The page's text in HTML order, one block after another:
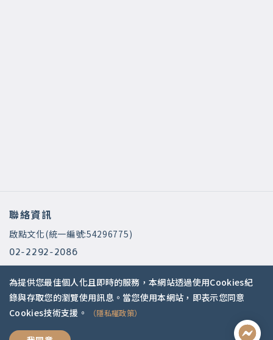
聯絡資訊
啟點文化(統一編號:54296775)
02-2292-2086
service@koob.com.tw
服務時間
週一至週五 10:00-18:00
國定假日公休
為提供您最佳個人化且即時的服務，本網站透過使用Cookies紀
錄與存取您的瀏覽使用訊息。當您使用本網站，即表示您同意
Cookies技術支援。
（隱私權政策）